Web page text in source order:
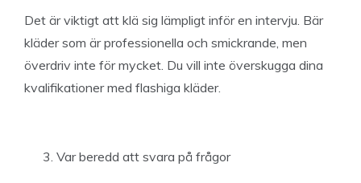
Det är viktigt att klä sig lämpligt inför en intervju. Bär
kläder som är professionella och smickrande, men
överdriv inte för mycket. Du vill inte överskugga dina
kvalifikationer med flashiga kläder.
Var beredd att svara på frågor